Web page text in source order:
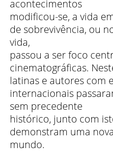
acontecimentos
modificou-se, a vida
de sobrevivência, ou
vida,
passou a ser foco
cinematográficas.
latinas e autores com
internacionais
sem precedente
histórico, junto com
demonstram uma
mundo.